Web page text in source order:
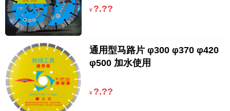
¥ ?.??
通用型马路片 φ300 φ370 φ420
φ500 加水使用
¥ ?.??